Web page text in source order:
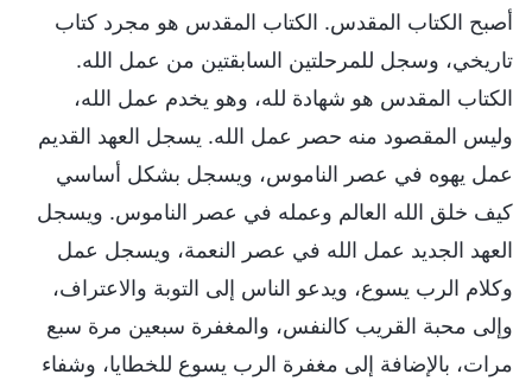
أصبح الكتاب المقدس. الكتاب المقدس هو مجرد كتاب
تاريخي، وسجل للمرحلتين السابقتين من عمل الله.
الكتاب المقدس هو شهادة لله، وهو يخدم عمل الله،
وليس المقصود منه حصر عمل الله. يسجل العهد القديم
عمل يهوه في عصر الناموس، ويسجل بشكل أساسي
كيف خلق الله العالم وعمله في عصر الناموس. ويسجل
العهد الجديد عمل الله في عصر النعمة، ويسجل عمل
وكلام الرب يسوع، ويدعو الناس إلى التوبة والاعتراف،
وإلى محبة القريب كالنفس، والمغفرة سبعين مرة سبع
مرات، بالإضافة إلى مغفرة الرب يسوع للخطايا، وشفاء